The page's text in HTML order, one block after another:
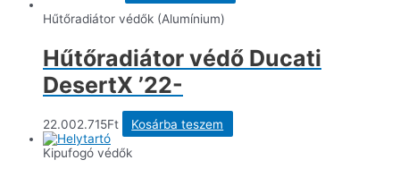
Hűtőradiátor védők (Alumínium)
Hűtőradiátor védő Ducati
DesertX ’22-
22.002.715Ft
Kosárba teszem
Kipufogó védők